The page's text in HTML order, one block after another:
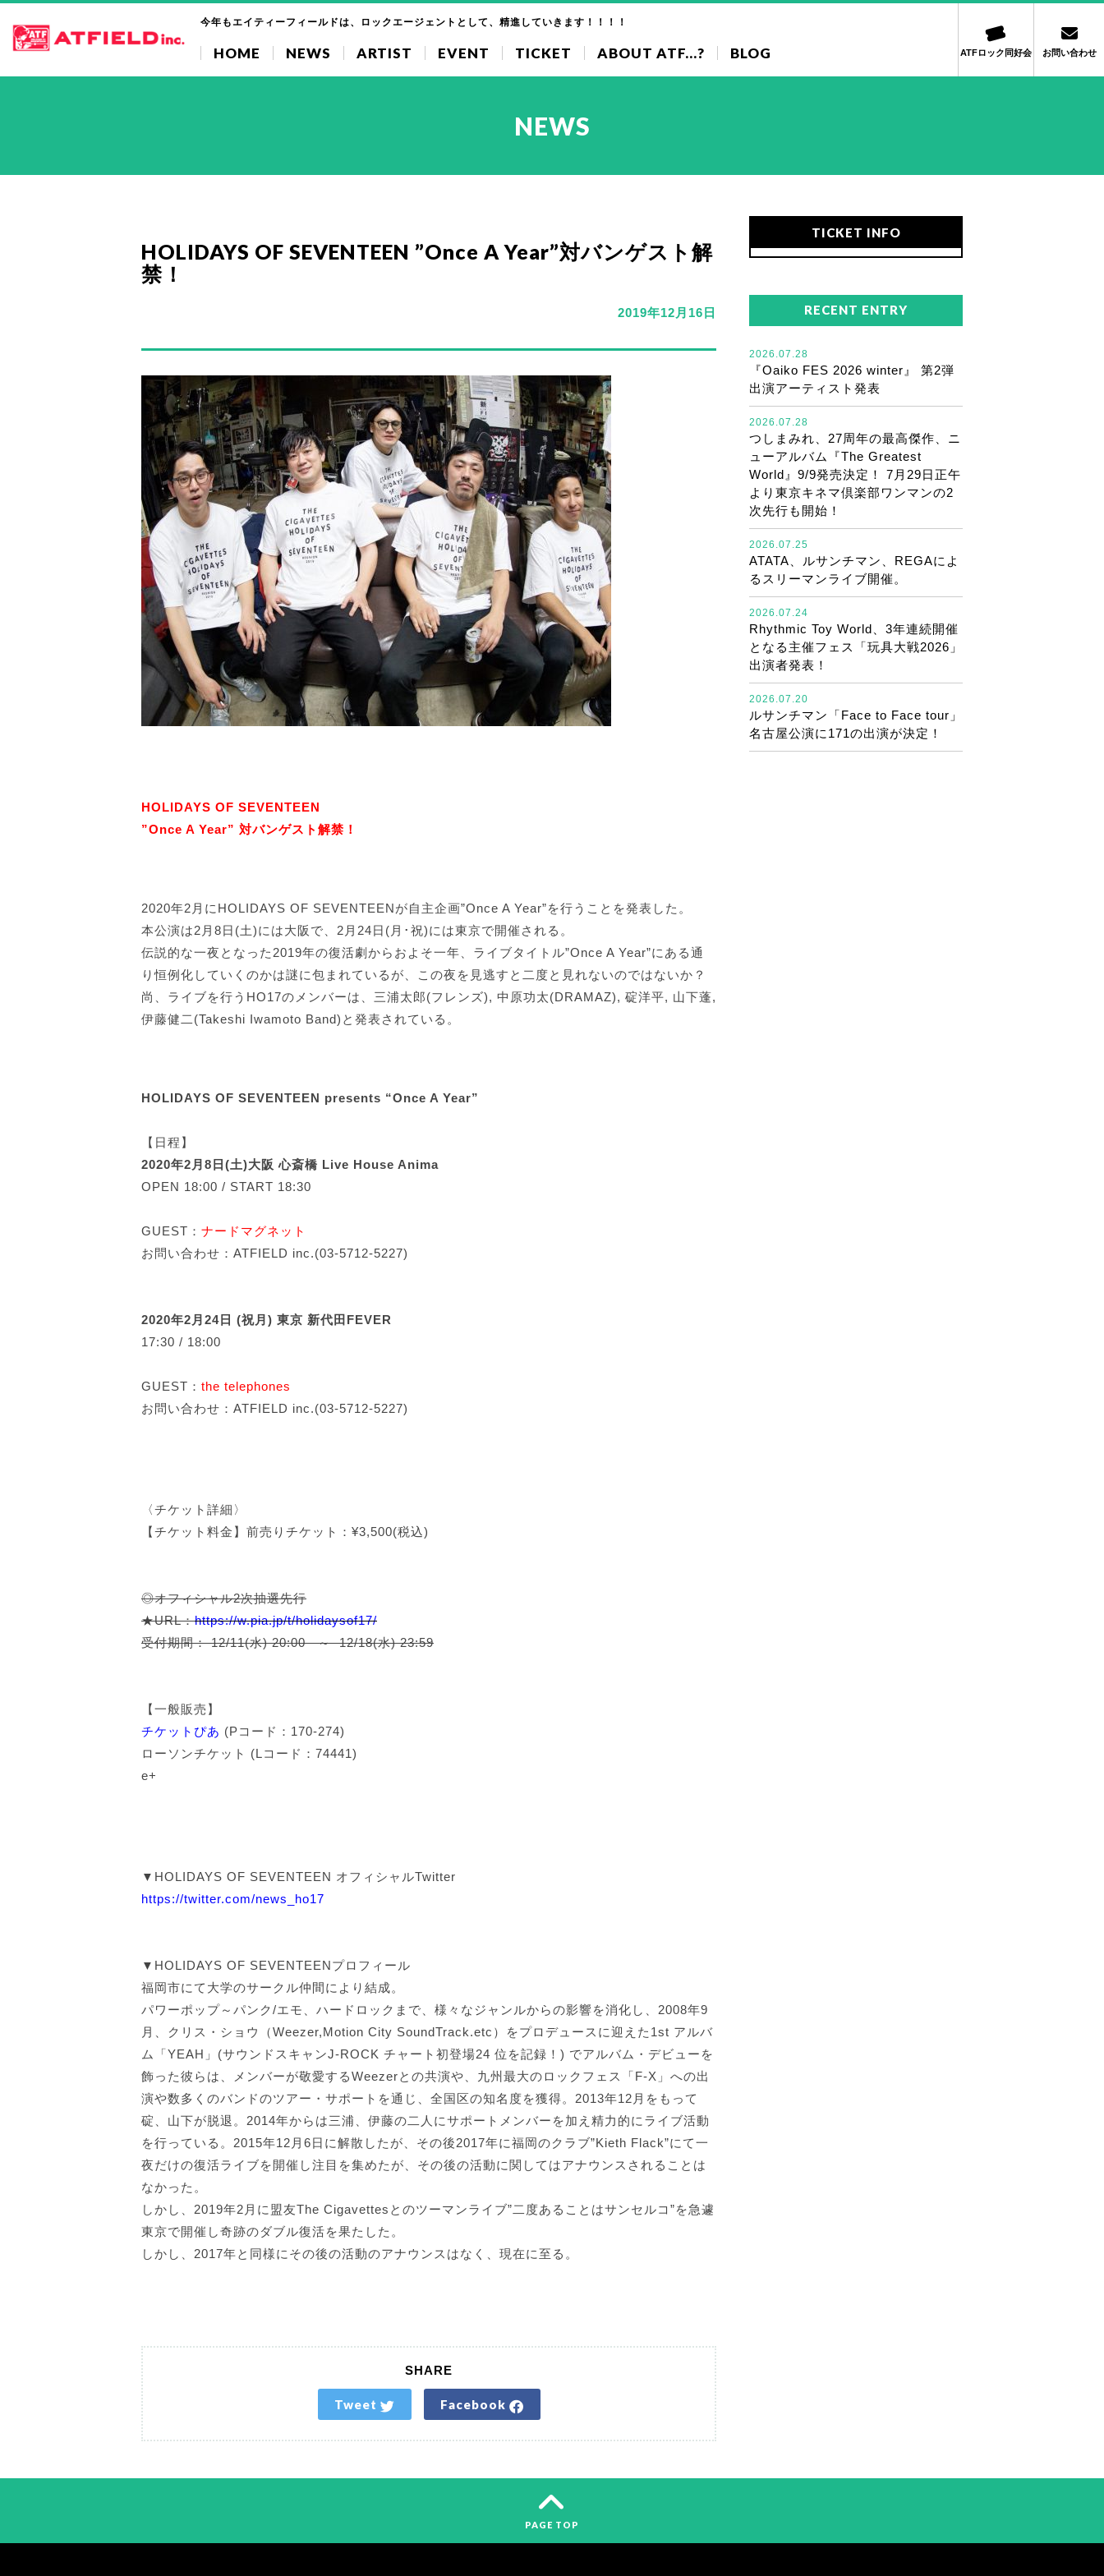
今年もエイティーフィールドは、ロックエージェントとして、精進していきます！！！！
HOME NEWS ARTIST EVENT TICKET ABOUT ATF...? BLOG ATFロック同好会 お問い合わせ
NEWS
HOLIDAYS OF SEVENTEEN ”Once A Year”対バンゲスト解
禁！
2019年12月16日
HOLIDAYS OF SEVENTEEN
”Once A Year” 対バンゲスト解禁！
2020年2月にHOLIDAYS OF SEVENTEENが自主企画”Once A Year”を行うことを発表した。
本公演は2月8日(土)には大阪で、2月24日(月･祝)には東京で開催される。
伝説的な一夜となった2019年の復活劇からおよそ一年、ライブタイトル”Once A Year”にある通
り恒例化していくのかは謎に包まれているが、この夜を見逃すと二度と見れないのではないか？
尚、ライブを行うHO17のメンバーは、三浦太郎(フレンズ), 中原功太(DRAMAZ), 碇洋平, 山下蓬,
伊藤健二(Takeshi Iwamoto Band)と発表されている。
HOLIDAYS OF SEVENTEEN presents “Once A Year”
【日程】
2020年2月8日(土)大阪 心斎橋 Live House Anima
OPEN 18:00 / START 18:30
GUEST： ナードマグネット
お問い合わせ：ATFIELD inc.(03-5712-5227)
2020年2月24日 (祝月) 東京 新代田FEVER
17:30 / 18:00
GUEST： the telephones
お問い合わせ：ATFIELD inc.(03-5712-5227)
〈チケット詳細〉
【チケット料金】前売りチケット：¥3,500(税込)
◎オフィシャル2次抽選先行
★URL：https://w.pia.jp/t/holidaysof17/
受付期間： 12/11(水) 20:00 ～ 12/18(水) 23:59
【一般販売】
チケットぴあ (Pコード： 170-274)
ローソンチケット (L コード： 74441)
e+
▼HOLIDAYS OF SEVENTEEN オフィシャルTwitter
https://twitter.com/news_ho17
▼HOLIDAYS OF SEVENTEENプロフィール
福岡市にて大学のサークル仲間により結成。
パワーポップ～パンク/エモ、ハードロックまで、様々なジャンルからの影響を消化し、2008年9
月、クリス・ショウ（Weezer,Motion City SoundTrack.etc）をプロデュースに迎えた1st アルバ
ム「YEAH」(サウンドスキャンJ-ROCK チャート初登場24 位を記録！) でアルバム・デビューを
飾った彼らは、メンバーが敬愛するWeezerとの共演や、九州最大のロックフェス「F-X」への出
演や数多くのバンドのツアー・サポートを通じ、全国区の知名度を獲得。2013年12月をもって
碇、山下が脱退。2014年からは三浦、伊藤の二人にサポートメンバーを加え精力的にライブ活動
を行っている。2015年12月6日に解散したが、その後2017年に福岡のクラブ”Kieth Flack”にて一
夜だけの復活ライブを開催し注目を集めたが、その後の活動に関してはアナウンスされることは
なかった。
しかし、2019年2月に盟友The Cigavettesとのツーマンライブ”二度あることはサンセルコ”を急遽
東京で開催し奇跡のダブル復活を果たした。
しかし、2017年と同様にその後の活動のアナウンスはなく、現在に至る。
SHARE
Tweet Facebook
TICKET INFO
RECENT ENTRY
2026.07.28
『Oaiko FES 2026 winter』 第2弾
出演アーティスト発表
2026.07.28
つしまみれ、27周年の最高傑作、ニ
ューアルバム『The Greatest
World』9/9発売決定！ 7月29日正午
より東京キネマ倶楽部ワンマンの2
次先行も開始！
2026.07.25
ATATA、ルサンチマン、REGAによ
るスリーマンライブ開催。
2026.07.24
Rhythmic Toy World、3年連続開催
となる主催フェス「玩具大戦2026」
出演者発表！
2026.07.20
ルサンチマン「Face to Face tour」
名古屋公演に171の出演が決定！
PAGE TOP